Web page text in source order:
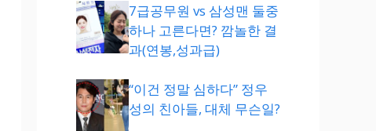
7급공무원 vs 삼성맨 둘중
하나 고른다면? 깜놀한 결
과(연봉,성과급)
“이건 정말 심하다” 정우
성의 친아들, 대체 무슨일?